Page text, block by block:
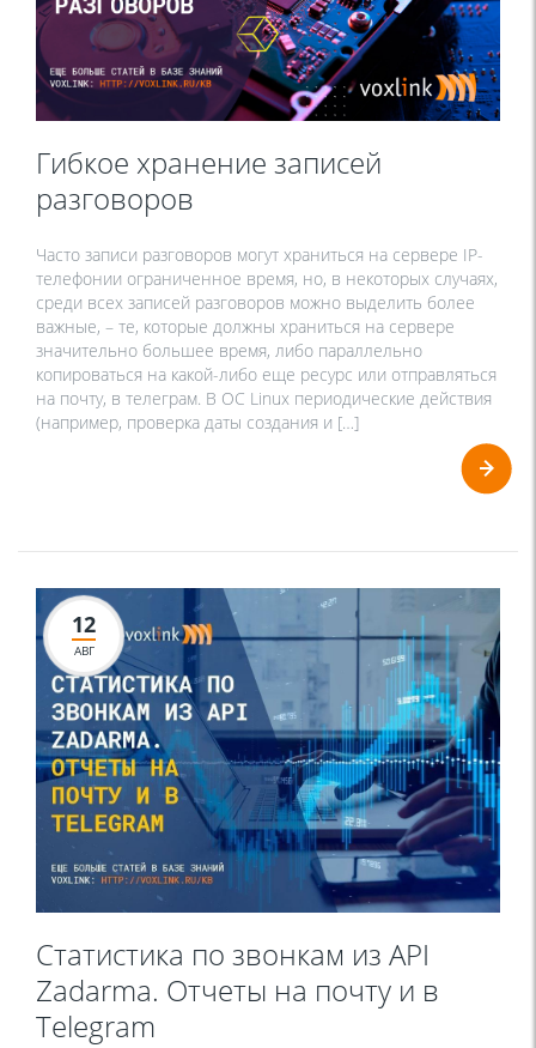
Гибкое хранение записей
разговоров
Часто записи разговоров могут храниться на сервере IP-
телефонии ограниченное время, но, в некоторых случаях,
среди всех записей разговоров можно выделить более
важные, – те, которые должны храниться на сервере
значительно большее время, либо параллельно
копироваться на какой-либо еще ресурс или отправляться
на почту, в телеграм. В ОС Linux периодические действия
(например, проверка даты создания и […]
12
АВГ
Статистика по звонкам из API
Zadarma. Отчеты на почту и в
Telegram